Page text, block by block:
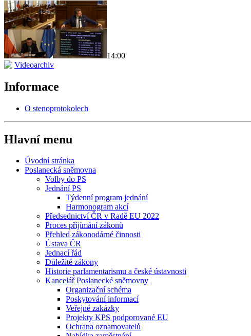
14:00
Videoarchiv
Informace
O stenoprotokolech
Hlavní menu
Úvodní stránka
Poslanecká sněmovna
Volby do PS
Jednání PS
Týdenní program jednání
Harmonogram akcí
Předsednictví ČR v Radě EU 2022
Proces příjímání zákonů
Přehled zákonodárné činnosti
Ústava ČR
Jednací řád
Důležité zákony
Historie parlamentarismu a české ústavnosti
Kancelář Poslanecké sněmovny
Organizační schéma
Poskytování informací
Veřejné zakázky
Projekty KPS podporované EU
Ochrana oznamovatelů